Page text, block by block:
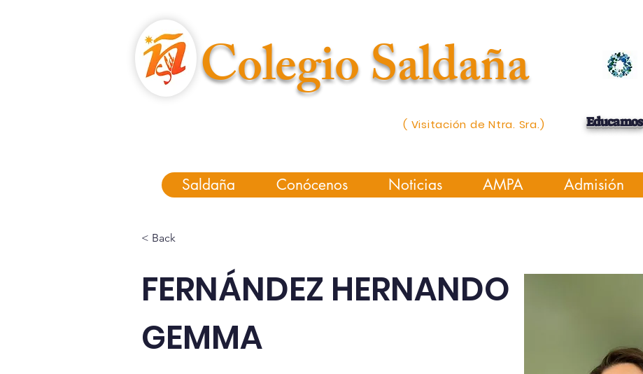
Colegio Saldaña
( Visitación de Ntra. Sra.) Educamos
Saldaña Conócenos Noticias AMPA Admisión
< Back
FERNÁNDEZ HERNANDO
GEMMA